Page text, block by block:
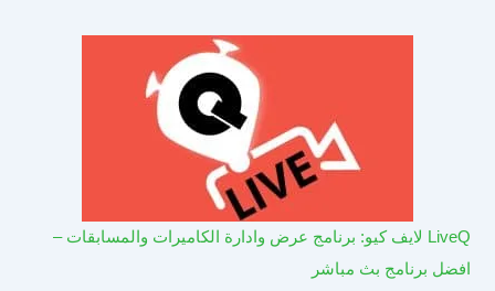
LiveQ لايف كيو: برنامج عرض وادارة الكاميرات والمسابقات –
افضل برنامج بث مباشر